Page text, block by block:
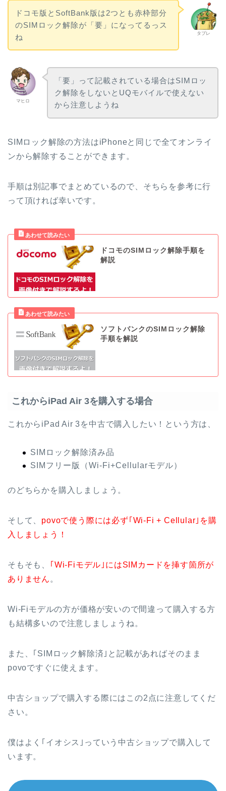
タブレ
ドコモ版とSoftBank版は2つとも赤枠部分
のSIMロック解除が「要」になってるっス
ね
マヒロ
「要」って記載されている場合はSIMロッ
ク解除をしないとUQモバイルで使えない
から注意しようね
SIMロック解除の方法はiPhoneと同じで全てオンライ
ンから解除することができます。
手順は別記事でまとめているので、そちらを参考に行
って頂ければ幸いです。
ドコモのSIMロック解除手順を
解説
ソフトバンクのSIMロック解除
手順を解説
これからiPad Air 3を購入する場合
これからiPad Air 3を中古で購入したい！という方は、
SIMロック解除済み品
SIMフリー版（Wi-Fi+Cellularモデル）
のどちらかを購入しましょう。
そして、 povoで使う際には必ず｢Wi-Fi + Cellular｣を購
入しましょう！
そもそも、
｢Wi-Fiモデル｣にはSIMカードを挿す箇所が
ありません 。
Wi-Fiモデルの方が価格が安いので間違って購入する方
も結構多いので注意しましょうね。
また、｢SIMロック解除済｣と記載があればそのまま
povoですぐに使えます。
中古ショップで購入する際にはこの2点に注意してくだ
さい。
僕はよく｢イオシス｣っていう中古ショップで購入して
います。